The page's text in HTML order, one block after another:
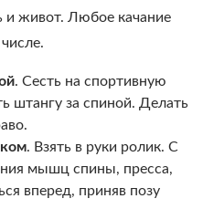
и живот. Любое качание
. Сесть на спортивную
штангу за спиной. Делать
. Взять в руки ролик. С
мышц спины, пресса,
вперед, приняв позу